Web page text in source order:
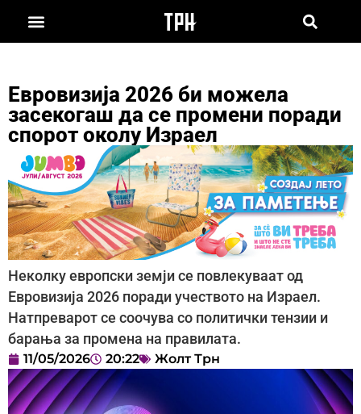
Евровизија 2026 би можела
засекогаш да се промени поради
спорот околу Израел
Неколку европски земји се повлекуваат од
Евровизија 2026 поради учеството на Израел.
Натпреварот се соочува со политички тензии и
барања за промена на правилата.
11/05/2026 20:22 Жолт Трн